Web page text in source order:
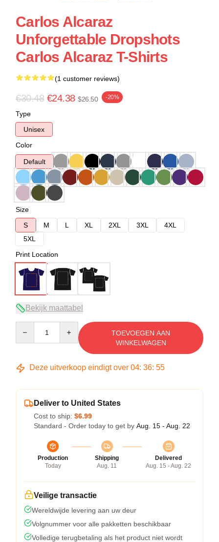
Carlos Alcaraz
Unforgettable Dropshots
Carlos Alcaraz T-Shirts
(1 customer reviews)
€30.48 €24.38 $26.50 -20%
Type
Unisex
Color
Default
Size
S
M L XL 2XL 3XL
4XL
5XL
Print Location
Bekijk maattabel
TOEVOEGEN AAN
WINKELWAGEN
Deze uitverkoop eindigt over 04: 36: 54
Deliver to United States
Cost to ship: $6.99
Standard - Order today to get by Aug. 15 - Aug. 22
Production
Today
Shipping
Aug. 11
Delivered
Aug. 15 - Aug. 22
Veilige transactie
Wereldwijde levering aan uw deur
Volgnummer voor alle pakketten beschikbaar
Volledige terugbetaling als het product niet wordt